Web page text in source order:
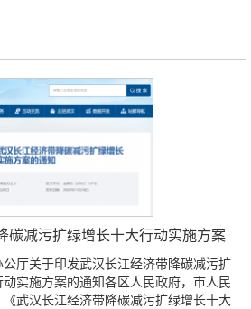
碳减污扩绿增长十大行动实施方案
厅关于印发武汉长江经济带降碳减污扩
实施方案的通知各区人民政府，市人民
武汉长江经济带降碳减污扩绿增长十大